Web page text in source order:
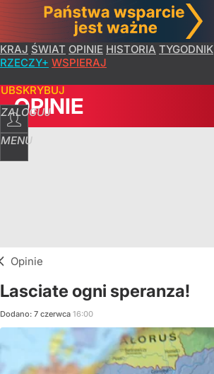
KRAJ ŚWIAT OPINIE HISTORIA TYGODNIK
RZECZY+ WSPIERAJ
ZALOGUJ
MENU
OPINIE
Opinie
Lasciate ogni speranza!
Dodano: 7 czerwca 16:00